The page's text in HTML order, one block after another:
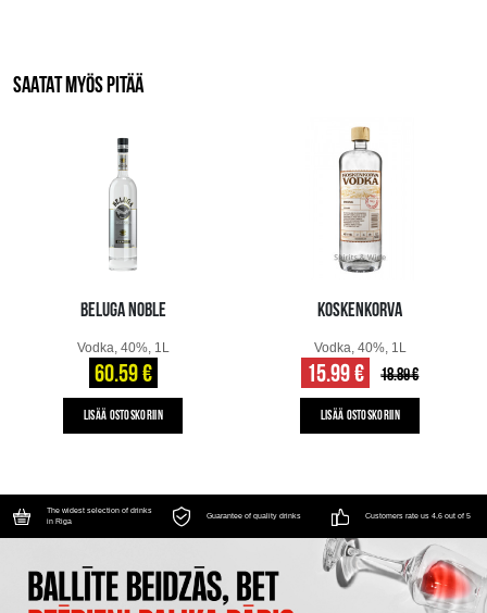
SAATAT MYÖS PITÄÄ
BELUGA NOBLE
Vodka, 40%, 1L
60.59 €
LISÄÄ OSTOSKORIIN
KOSKENKORVA
Vodka, 40%, 1L
15.99 € 18.89 €
LISÄÄ OSTOSKORIIN
The widest selection of drinks
in Riga
Guarantee of quality drinks Customers rate us 4.6 out of 5